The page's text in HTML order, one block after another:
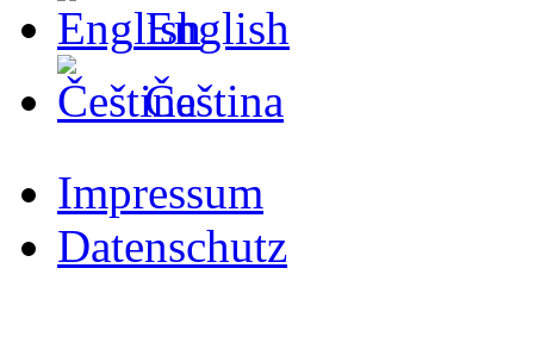
English
Čeština
Impressum
Datenschutz